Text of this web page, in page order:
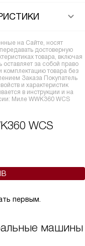
на Сайте, носят
достоверную
товара, включая
за собой право
комплектацию товара без
Заказа Покупатель
и характеристик
в инструкции и на
Миле WWK360 WCS
WCS
первым.
машины